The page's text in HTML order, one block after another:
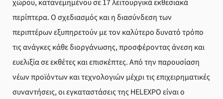
χώρου, κατανεμημένου σε 17 λειτουργικά εκθεσιακά
περίπτερα. Ο σχεδιασμός και η διασύνδεση των
περιπτέρων εξυπηρετούν με τον καλύτερο δυνατό τρόπο
τις ανάγκες κάθε διοργάνωσης, προσφέροντας άνεση και
ευελιξία σε εκθέτες και επισκέπτες. Από την παρουσίαση
νέων προϊόντων και τεχνολογιών μέχρι τις επιχειρηματικές
συναντήσεις, οι εγκαταστάσεις της HELEXPO είναι ο